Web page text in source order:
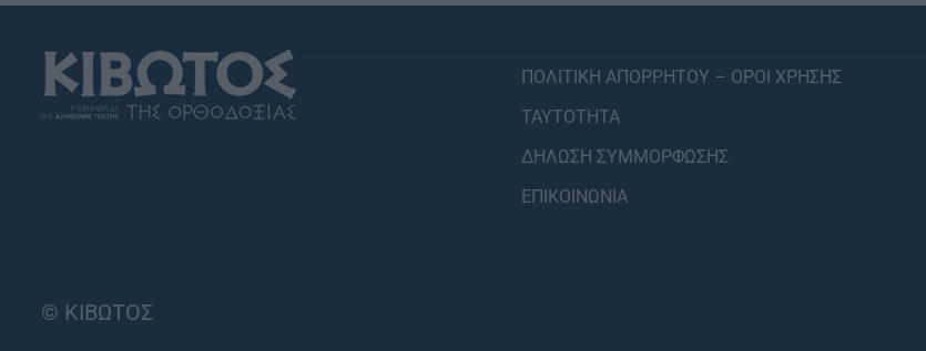
ΠΟΛΙΤΙΚΗ ΑΠΟΡΡΗΤΟΥ – ΟΡΟΙ ΧΡΗΣΗΣ
ΤΑΥΤΟΤΗΤΑ
ΔΗΛΩΣΗ ΣΥΜΜΟΡΦΩΣΗΣ
ΕΠΙΚΟΙΝΩΝΙΑ
© ΚΙΒΩΤΟΣ